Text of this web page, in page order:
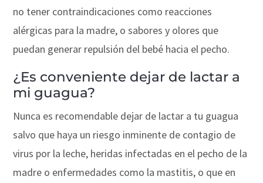
no tener contraindicaciones como reacciones
alérgicas para la madre, o sabores y olores que
puedan generar repulsión del bebé hacia el pecho.
¿Es conveniente dejar de lactar a
mi guagua?
Nunca es recomendable dejar de lactar a tu guagua
salvo que haya un riesgo inminente de contagio de
virus por la leche, heridas infectadas en el pecho de la
madre o enfermedades como la mastitis, o que en